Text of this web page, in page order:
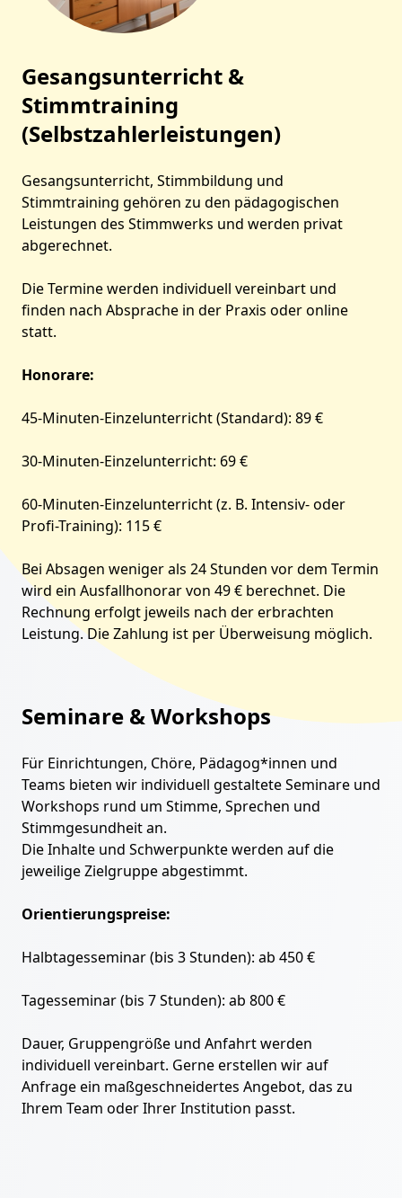
Gesangsunterricht &
Stimmtraining
(Selbstzahlerleistungen)
Gesangsunterricht, Stimmbildung und
Stimmtraining gehören zu den pädagogischen
Leistungen des Stimmwerks und werden privat
abgerechnet.
Die Termine werden individuell vereinbart und
finden nach Absprache in der Praxis oder online
statt.
Honorare:
45-Minuten-Einzelunterricht (Standard): 89 €
30-Minuten-Einzelunterricht: 69 €
60-Minuten-Einzelunterricht (z. B. Intensiv- oder
Profi-Training): 115 €
Bei Absagen weniger als 24 Stunden vor dem Termin
wird ein Ausfallhonorar von 49 € berechnet. Die
Rechnung erfolgt jeweils nach der erbrachten
Leistung. Die Zahlung ist per Überweisung möglich.
Seminare & Workshops
Für Einrichtungen, Chöre, Pädagog*innen und
Teams bieten wir individuell gestaltete Seminare und
Workshops rund um Stimme, Sprechen und
Stimmgesundheit an.
Die Inhalte und Schwerpunkte werden auf die
jeweilige Zielgruppe abgestimmt.
Orientierungspreise:
Halbtagesseminar (bis 3 Stunden): ab 450 €
Tagesseminar (bis 7 Stunden): ab 800 €
Dauer, Gruppengröße und Anfahrt werden
individuell vereinbart. Gerne erstellen wir auf
Anfrage ein maßgeschneidertes Angebot, das zu
Ihrem Team oder Ihrer Institution passt.